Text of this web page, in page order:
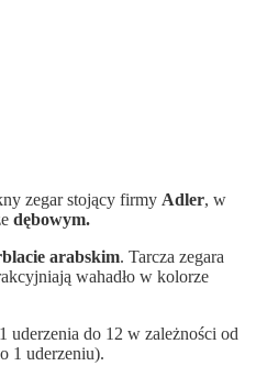
zegar stojący firmy Adler, w
dębowym.
arabskim. Tarcza zegara
wahadło w kolorze
uderzenia do 12 w zależności od
1 uderzeniu).